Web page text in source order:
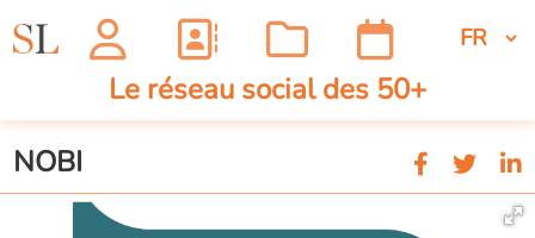
Le réseau social des 50+
NOBI